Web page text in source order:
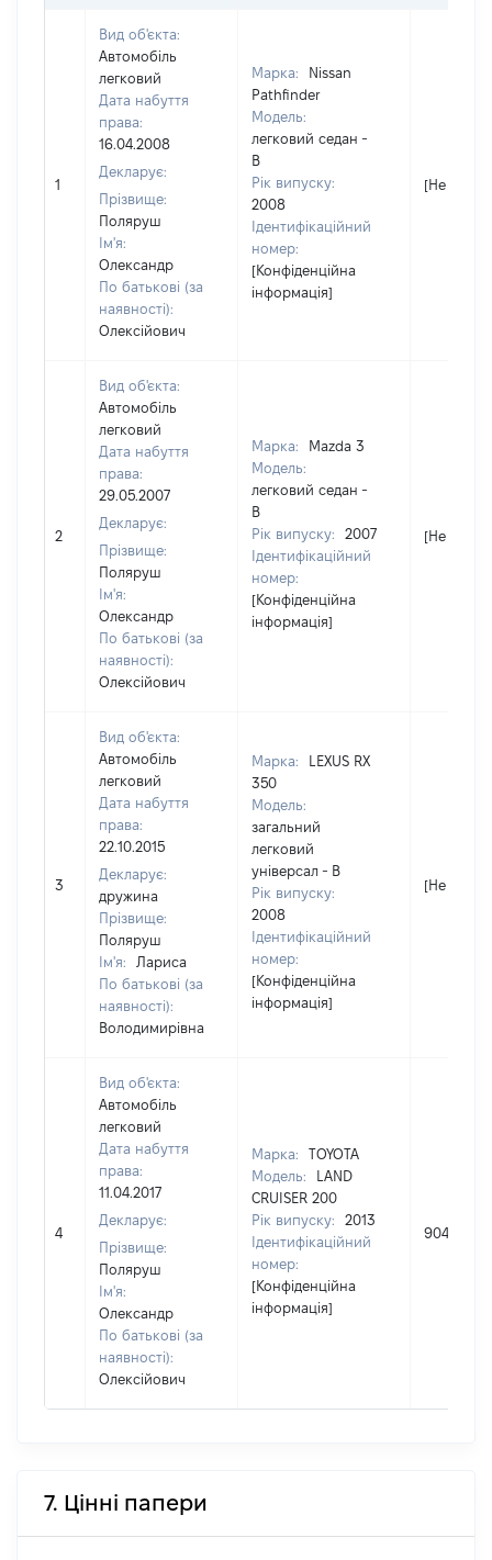
1
Вид об'єкта:
Автомобіль
легковий
Дата набуття
права:
16.04.2008
Декларує:
Прізвище:
Поляруш
Ім'я:
Олександр
По батькові (за
наявності):
Олексійович
Марка:
Nissan
Pathfinder
Модель:
легковий седан -
В
Рік випуску:
2008
Ідентифікаційний
номер:
[Конфіденційна
інформація]
[Не
2
Вид об'єкта:
Автомобіль
легковий
Дата набуття
права:
29.05.2007
Декларує:
Прізвище:
Поляруш
Ім'я:
Олександр
По батькові (за
наявності):
Олексійович
Марка:
Mazda 3
Модель:
легковий седан -
В
Рік випуску:
2007
Ідентифікаційний
номер:
[Конфіденційна
інформація]
[Не
3
Вид об'єкта:
Автомобіль
легковий
Дата набуття
права:
22.10.2015
Декларує:
дружина
Прізвище:
Поляруш
Ім'я:
Лариса
По батькові (за
наявності):
Володимирівна
Марка:
LEXUS RX
350
Модель:
загальний
легковий
універсал - В
Рік випуску:
2008
Ідентифікаційний
номер:
[Конфіденційна
інформація]
[Не
4
Вид об'єкта:
Автомобіль
легковий
Дата набуття
права:
11.04.2017
Декларує:
Прізвище:
Поляруш
Ім'я:
Олександр
По батькові (за
наявності):
Олексійович
Марка:
TOYOTA
Модель:
LAND
CRUISER 200
Рік випуску:
2013
Ідентифікаційний
номер:
[Конфіденційна
інформація]
904750
7. Цінні папери